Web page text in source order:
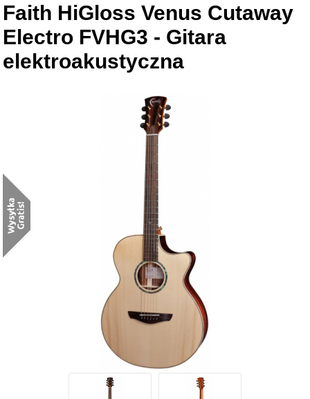
Faith HiGloss Venus Cutaway
Electro FVHG3 - Gitara
elektroakustyczna